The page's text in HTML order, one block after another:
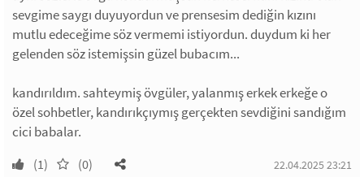
sevgime saygı duyuyordun ve prensesim dediğin kızını
mutlu edeceğime söz vermemi istiyordun. duydum ki her
gelenden söz istemişsin güzel bubacım...
kandırıldım. sahteymiş övgüler, yalanmış erkek erkeğe o
özel sohbetler, kandırıkçıymış gerçekten sevdiğini sandığım
cici babalar.
(1) (0) 22.04.2025 23:21